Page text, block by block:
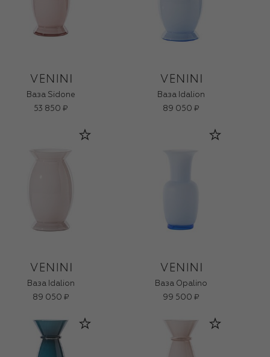
Ваза Sidone
53 850 ₽
Ваза Idalion
89 050 ₽
Ваза Idalion
89 050 ₽
Ваза Opalino
99 500 ₽